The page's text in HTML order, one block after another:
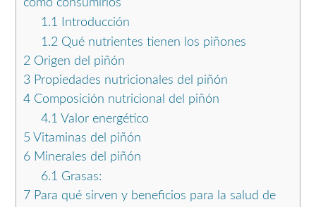
cómo consumirlos
1.1 Introducción
1.2Qué nutrientes tienen los piñones
2 Origen del piñón
3 Propiedades nutricionales del piñón
4 Composición nutricional del piñón
4.1 Valor energético
5 Vitaminas del piñón
6 Minerales del piñón
6.1 Grasas:
7 Para qué sirven y beneficios para la salud de